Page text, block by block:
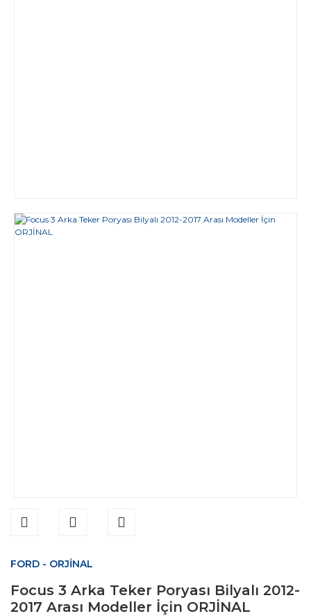
FORD - ORJİNAL
Focus 3 Arka Teker Poryası Bilyalı 2012-
2017 Arası Modeller İçin ORJİNAL